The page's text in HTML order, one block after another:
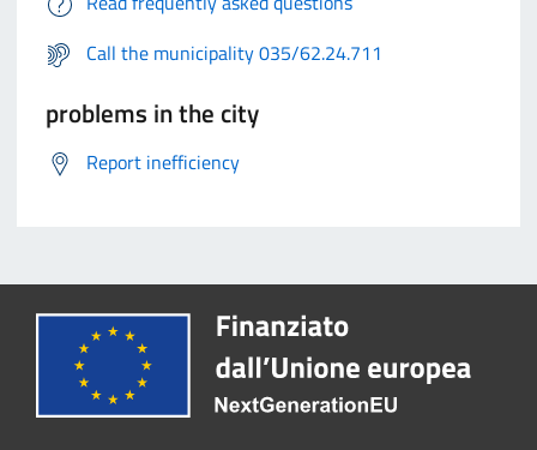
Call the municipality 035/62.24.711
problems in the city
Report inefficiency